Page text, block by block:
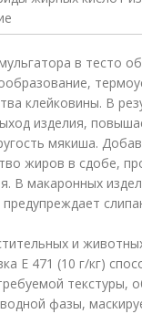
в тесто
клейковины. В
изделия,
мякиша.
жиров в сдобе,
В макаронных
предупреждает
и
E 471 (10 г/кг)
текстуры,
фазы,